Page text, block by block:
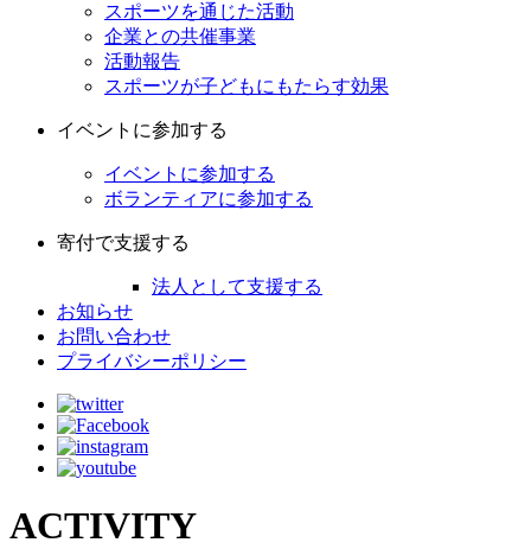
スポーツを通じた活動
企業との共催事業
活動報告
スポーツが子どもにもたらす効果
イベントに参加する
イベントに参加する
ボランティアに参加する
寄付で支援する
法人として支援する
お知らせ
お問い合わせ
プライバシーポリシー
ACTIVITY